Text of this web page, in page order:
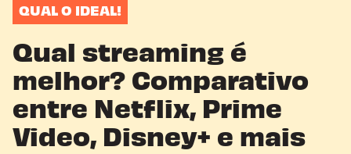
QUAL O IDEAL!
Qual streaming é
melhor? Comparativo
entre Netflix, Prime
Video, Disney+ e mais